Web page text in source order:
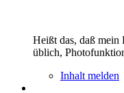
Heißt das, daß mein
üblich,
Inhalt melden